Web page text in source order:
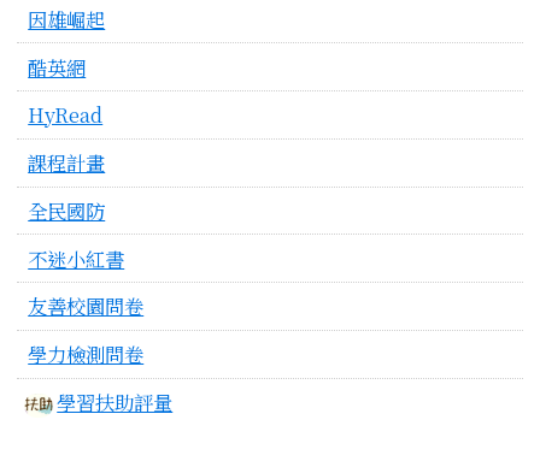
因雄崛起
酷英網
HyRead
課程計畫
全民國防
不迷小紅書
友善校園問卷
學力檢測問卷
學習扶助評量